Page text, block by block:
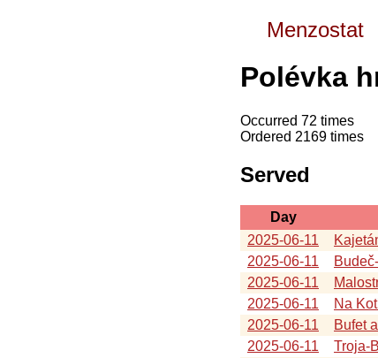
Menzostat
Polévka
Occurred 72 times
Ordered 2169 times
Served
Day
2025-06-11
2025-06-11
2025-06-11
2025-06-11
Na
2025-06-11
Bufet
2025-06-11
Troja-